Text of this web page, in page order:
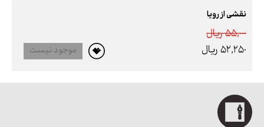
نقشی از رویا
55,000 ريال
52,250 ريال
موجود نیست